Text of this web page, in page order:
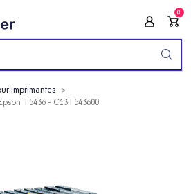
0
imprimantes
T5436 - C13T543600